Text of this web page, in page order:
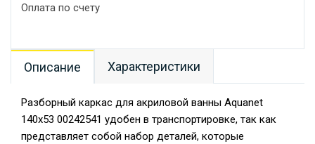
Оплата по счету
Описание Характеристики
Разборный каркас для акриловой ванны Aquanet
140x53 00242541 удобен в транспортировке, так как
представляет собой набор деталей, которые